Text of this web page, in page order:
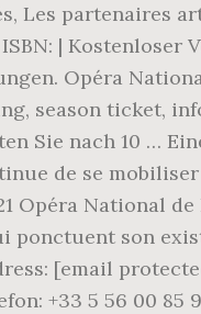
Les partenaires
|
Opéra
season ticket,
Sie nach 10 …
de se
Opéra National
ponctuent son
[email
+33 5 56 00